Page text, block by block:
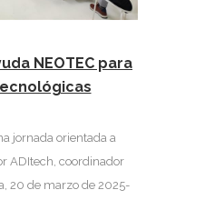
NEOTEC para
jornada orientada a
ADItech, coordinador